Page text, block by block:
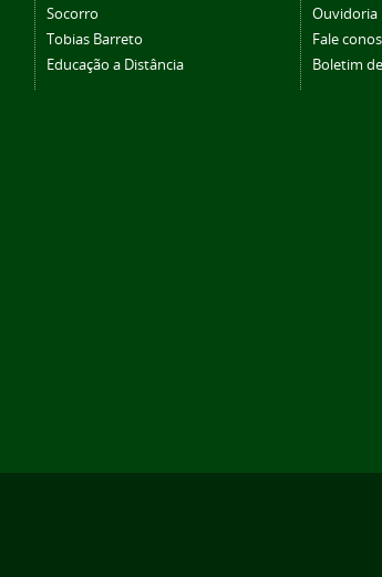
Socorro
Tobias Barreto
Educação a Distância
Ouvidoria
Fale
Boletim